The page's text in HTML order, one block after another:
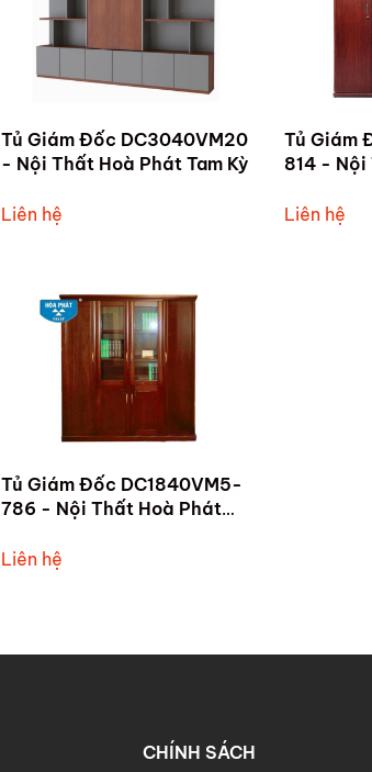
Tủ Giám Đốc DC3040VM20
- Nội Thất Hoà Phát Tam Kỳ
Liên hệ
Tủ Giám
814 - Nội
Liên hệ
Tủ Giám Đốc DC1840VM5-
786 - Nội Thất Hoà Phát
Liên hệ
CHÍNH SÁCH